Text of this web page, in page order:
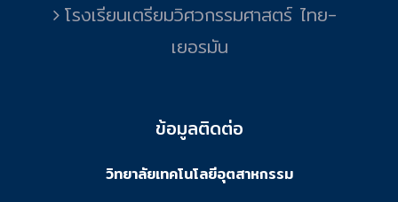
โรงเรียนเตรียมวิศวกรรมศาสตร์ ไทย-
เยอรมัน
ข้อมูลติดต่อ
วิทยาลัยเทคโนโลยีอุตสาหกรรม